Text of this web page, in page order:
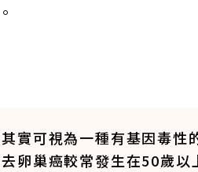
實可視為一種有基因毒性
卵巢癌較常發生在50歲以